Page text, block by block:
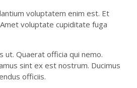
voluptatem enim est. Et
voluptate cupiditate fuga
ut. Quaerat officia qui nemo.
sint ex est nostrum. Ducimus
officiis.